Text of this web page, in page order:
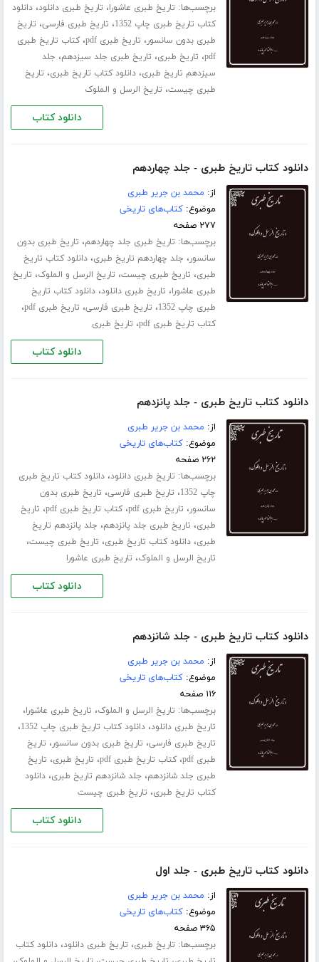
برچسب‌ها: تاریخ طبری عاشورا، تاریخ طبری دانلود،دانلود
کتاب تاریخ طبری چاپ 1352
، تاریخ طبری فارسی، تاریخ
طبری بدون سانسور، تاریخ طبری pdf ،کتاب تاریخ طبری
pdf، تاریخ طبری، تاریخ طبری جلد ‌سیزدهم، جلد
سیزدهم تاریخ طبری،دانلود کتاب تاریخ طبری، تاریخ
طبری چیست، تاریخ الرسل و الملوک
دانلود کتاب
دانلود کتاب تاریخ طبری - جلد چهاردهم
از: محمد بن جریر طبری
موضوع:کتاب‌های تاریخی
۲۷۷ صفحه
برچسب‌ها: تاریخ طبری جلد ‌چهاردهم، تاریخ طبری بدون
سانسور، جلد چهاردهم تاریخ طبری،دانلود کتاب تاریخ
طبری، تاریخ طبری چیست، تاریخ الرسل و الملوک، تاریخ
طبری عاشورا، تاریخ طبری دانلود،دانلود کتاب تاریخ
طبری چاپ 1352
، تاریخ طبری فارسی، تاریخ طبری pdf ،
کتاب تاریخ طبری pdf ، تاریخ طبری
دانلود کتاب
دانلود کتاب تاریخ طبری - جلد پانزدهم
از: محمد بن جریر طبری
موضوع:کتاب‌های تاریخی
۲۶۲ صفحه
برچسب‌ها: تاریخ طبری دانلود،دانلود کتاب تاریخ طبری
چاپ 1352
، تاریخ طبری فارسی، تاریخ طبری بدون
سانسور، تاریخ طبری pdf ،کتاب تاریخ طبری pdf ، تاریخ
طبری، تاریخ طبری جلد ‌پانزدهم، جلد پانزدهم تاریخ
طبری،دانلود کتاب تاریخ طبری، تاریخ طبری چیست،
تاریخ الرسل و الملوک، تاریخ طبری عاشورا
دانلود کتاب
دانلود کتاب تاریخ طبری - جلد شانزدهم
از: محمد بن جریر طبری
موضوع:کتاب‌های تاریخی
۱۱۶ صفحه
برچسب‌ها: تاریخ الرسل و الملوک، تاریخ طبری عاشورا،
تاریخ طبری دانلود،دانلود کتاب تاریخ طبری چاپ 1352 ،
تاریخ طبری فارسی، تاریخ طبری بدون سانسور، تاریخ
طبری pdf
،کتاب تاریخ طبری pdf ، تاریخ طبری، تاریخ
طبری جلد ‌شانزدهم، جلد شانزدهم تاریخ طبری،دانلود
کتاب تاریخ طبری، تاریخ طبری چیست
دانلود کتاب
دانلود کتاب تاریخ طبری - جلد اول
از: محمد بن جریر طبری
موضوع:کتاب‌های تاریخی
۳۶۵ صفحه
برچسب‌ها: تاریخ طبری، تاریخ طبری دانلود،دانلود کتاب